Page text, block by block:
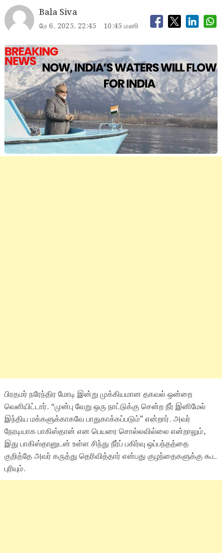
Bala Siva
மே 6, 2025, 22:45 10:45 மணி
பிரதமர் நரேந்திர மோடி இன்று முக்கியமான தகவல் ஒன்றை
வெளியிட்டார். “முன்பு வேறு ஒரு நாட்டுக்கு சென்ற நீர் இனிமேல்
இந்திய மக்களுக்காகவே பாதுகாக்கப்படும்” என்றார். அவர்
நேரடியாக பாகிஸ்தான் என பெயரை சொல்லவில்லை என்றாலும்,
இது பாகிஸ்தானுடன் உள்ள சிந்து நீர்ப் பகிர்வு ஒப்பந்தத்தை
குறித்தே அவர் கருத்து தெரிவித்தார் என்பது குழந்தைகளுக்கு கூட
புரியும்.